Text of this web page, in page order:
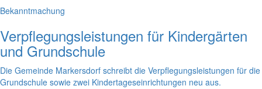
Bekanntmachung
Verpflegungsleistungen für Kindergärten
und Grundschule
Die Gemeinde Markersdorf schreibt die Verpflegungsleistungen für die
Grundschule sowie zwei Kindertageseinrichtungen neu aus.